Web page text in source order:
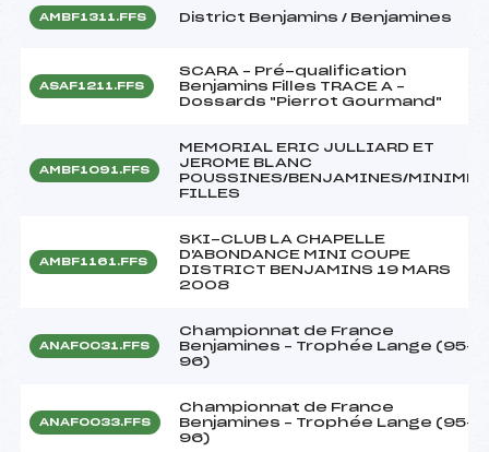
AMBF1311.FFS District Benjamins / Benjamines
ASAF1211.FFS
SCARA – Pré-qualification
Benjamins Filles TRACE A –
Dossards "Pierrot Gourmand"
AMBF1091.FFS
MEMORIAL ERIC JULLIARD ET
JEROME BLANC
POUSSINES/BENJAMINES/MINIMES
FILLES
AMBF1161.FFS
SKI-CLUB LA CHAPELLE
D'ABONDANCE MINI COUPE
DISTRICT BENJAMINS 19 MARS
2008
ANAF0031.FFS
Championnat de France
Benjamines – Trophée Lange (95-
96)
ANAF0033.FFS
Championnat de France
Benjamines – Trophée Lange (95-
96)